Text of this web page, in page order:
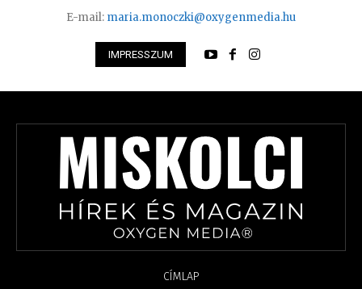
E-mail: maria.monoczki@oxygenmedia.hu
IMPRESSZUM
CÍMLAP